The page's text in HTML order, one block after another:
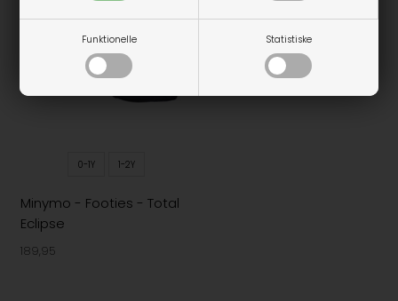
Funktionelle Statistiske
0-1Y 1-2Y
Minymo - Footies - Total
Eclipse
189,95